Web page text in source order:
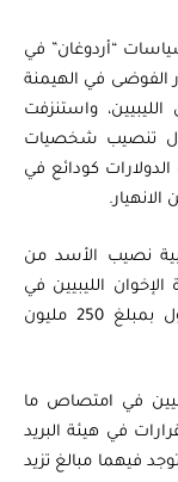
“أردوغان” في
الفوضى في الهيمنة
واستنزفت
تنصيب شخصيات
كودائع في
نصيب الأسد من
الليبيين في
تركيا -مثلًا- كان يحتفظ في بيته في إسطنبول بمبلغ 250 مليون
في امتصاص ما
في هيئة البريد
فيهما مبالغ تزيد